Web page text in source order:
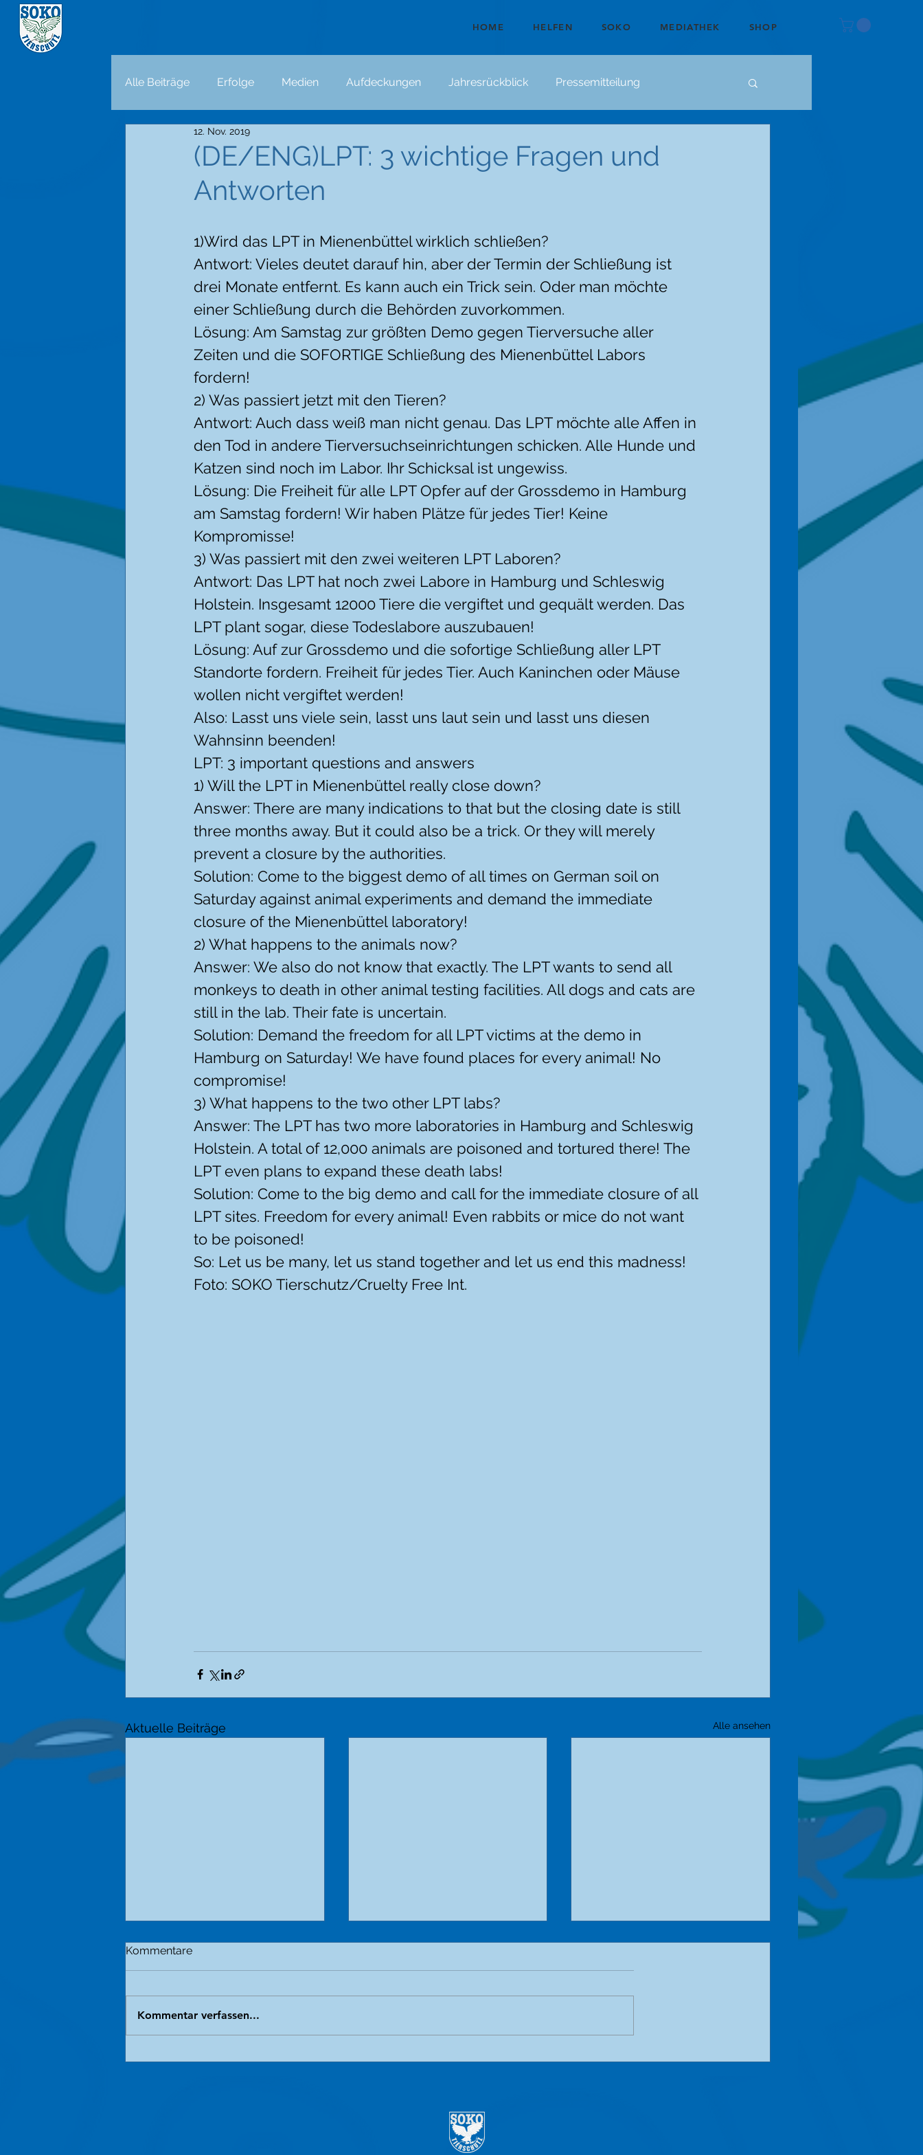
HOME HELFEN SOKO MEDIATHEK SHOP
Alle Beiträge Erfolge Medien Aufdeckungen Jahresrückblick Pressemitteilung
(DE/ENG)LPT: 3 wichtige Fragen und
Antworten
12. Nov. 2019
1)Wird das LPT in Mienenbüttel wirklich schließen?
Antwort: Vieles deutet darauf hin, aber der Termin der Schließung ist
drei Monate entfernt. Es kann auch ein Trick sein. Oder man möchte
einer Schließung durch die Behörden zuvorkommen.
Lösung: Am Samstag zur größten Demo gegen Tierversuche aller
Zeiten und die SOFORTIGE Schließung des Mienenbüttel Labors
fordern!
2) Was passiert jetzt mit den Tieren?
Antwort: Auch dass weiß man nicht genau. Das LPT möchte alle Affen in
den Tod in andere Tierversuchseinrichtungen schicken. Alle Hunde und
Katzen sind noch im Labor. Ihr Schicksal ist ungewiss.
Lösung: Die Freiheit für alle LPT Opfer auf der Grossdemo in Hamburg
am Samstag fordern! Wir haben Plätze für jedes Tier! Keine
Kompromisse!
3) Was passiert mit den zwei weiteren LPT Laboren?
Antwort: Das LPT hat noch zwei Labore in Hamburg und Schleswig
Holstein. Insgesamt 12000 Tiere die vergiftet und gequält werden. Das
LPT plant sogar, diese Todeslabore auszubauen!
Lösung: Auf zur Grossdemo und die sofortige Schließung aller LPT
Standorte fordern. Freiheit für jedes Tier. Auch Kaninchen oder Mäuse
wollen nicht vergiftet werden!
Also: Lasst uns viele sein, lasst uns laut sein und lasst uns diesen
Wahnsinn beenden!
LPT: 3 important questions and answers
1) Will the LPT in Mienenbüttel really close down?
Answer: There are many indications to that but the closing date is still
three months away. But it could also be a trick. Or they will merely
prevent a closure by the authorities.
Solution: Come to the biggest demo of all times on German soil on
Saturday against animal experiments and demand the immediate
closure of the Mienenbüttel laboratory!
2) What happens to the animals now?
Answer: We also do not know that exactly. The LPT wants to send all
monkeys to death in other animal testing facilities. All dogs and cats are
still in the lab. Their fate is uncertain.
Solution: Demand the freedom for all LPT victims at the demo in
Hamburg on Saturday! We have found places for every animal! No
compromise!
3) What happens to the two other LPT labs?
Answer: The LPT has two more laboratories in Hamburg and Schleswig
Holstein. A total of 12,000 animals are poisoned and tortured there! The
LPT even plans to expand these death labs!
Solution: Come to the big demo and call for the immediate closure of all
LPT sites. Freedom for every animal! Even rabbits or mice do not want
to be poisoned!
So: Let us be many, let us stand together and let us end this madness!
Foto: SOKO Tierschutz/Cruelty Free Int.
Aktuelle Beiträge Alle ansehen
Kommentare
Kommentar verfassen...